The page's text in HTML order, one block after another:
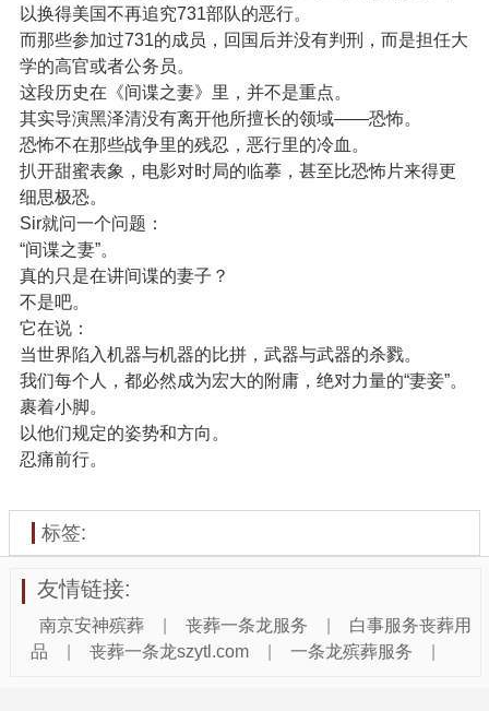
以换得美国不再追究731部队的恶行。
而那些参加过731的成员，回国后并没有判刑，而是担任大
学的高官或者公务员。
这段历史在《间谍之妻》里，并不是重点。
其实导演黑泽清没有离开他所擅长的领域——恐怖。
恐怖不在那些战争里的残忍，恶行里的冷血。
扒开甜蜜表象，电影对时局的临摹，甚至比恐怖片来得更
细思极恐。
Sir就问一个问题：
“间谍之妻”。
真的只是在讲间谍的妻子？
不是吧。
它在说：
当世界陷入机器与机器的比拼，武器与武器的杀戮。
我们每个人，都必然成为宏大的附庸，绝对力量的“妻妾”。
裹着小脚。
以他们规定的姿势和方向。
忍痛前行。
标签:
友情链接:
南京安神殡葬 丧葬一条龙服务
白事服务丧葬用
品
丧葬一条龙szytl.com 一条龙殡葬服务